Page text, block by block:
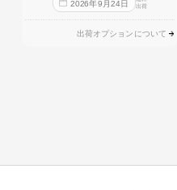
2026年9 月24日
出荷
出荷オプションについて